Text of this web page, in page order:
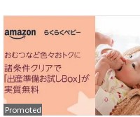
Promoted